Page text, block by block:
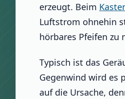
erzeugt. Beim
Luftstrom ohnehin
hörbares Pfeifen zu
Typisch ist das
Gegenwind wird es
auf die Ursache,